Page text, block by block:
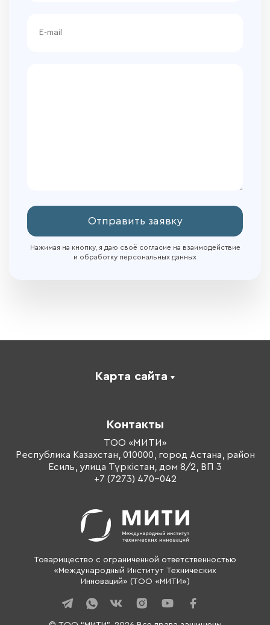
Отправить заявку
Нажимая на кнопку, я даю своё согласие на взаимодействие
и обработку персональных данных
Товарищество с ограниченной ответственностью
«Международный Институт Технических
Инноваций» (ТОО «МИТИ»)
Карта сайта
Оплата обучения
Тренеры
О компании
Контакты
Контакты
ТОО «МИТИ»
Республика Казахстан, 010000, город Астана, район
Есиль, улица Түркістан, дом 8/2, ВП 3
+7 (7273) 470-042